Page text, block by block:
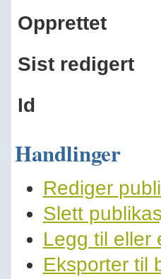
Opprettet
Sist redigert
Id
Handlinger
Rediger
Slett
Legg til eller
Eksporter til